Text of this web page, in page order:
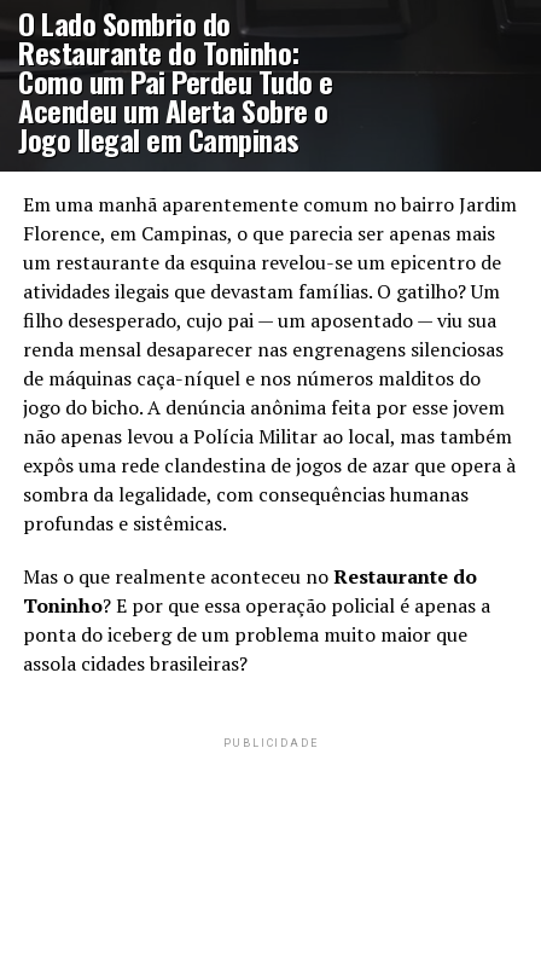
O Lado Sombrio do
Restaurante do Toninho:
Como um Pai Perdeu Tudo e
Acendeu um Alerta Sobre o
Jogo Ilegal em Campinas
Em uma manhã aparentemente comum no bairro Jardim
Florence, em Campinas, o que parecia ser apenas mais
um restaurante da esquina revelou-se um epicentro de
atividades ilegais que devastam famílias. O gatilho? Um
filho desesperado, cujo pai — um aposentado — viu sua
renda mensal desaparecer nas engrenagens silenciosas
de máquinas caça-níquel e nos números malditos do
jogo do bicho. A denúncia anônima feita por esse jovem
não apenas levou a Polícia Militar ao local, mas também
expôs uma rede clandestina de jogos de azar que opera à
sombra da legalidade, com consequências humanas
profundas e sistêmicas.
Mas o que realmente aconteceu noRestaurante do
Toninho? E por que essa operação policial é apenas a
ponta do iceberg de um problema muito maior que
assola cidades brasileiras?
PUBLICIDADE